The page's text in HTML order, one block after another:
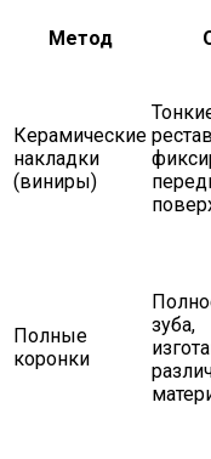
Метод
Керамические
накладки
(виниры)
Полные
коронки
зуба,